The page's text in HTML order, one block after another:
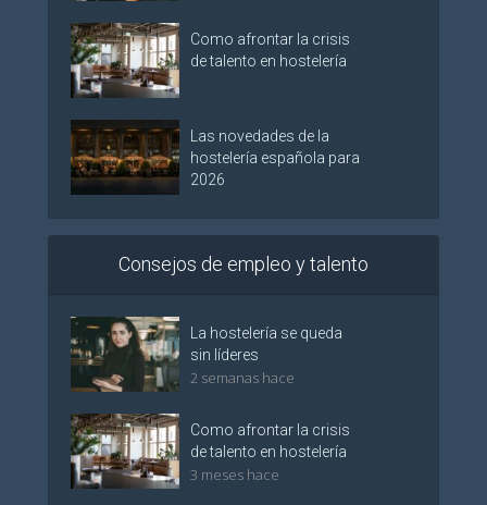
Como afrontar la crisis
de talento en hostelería
Las novedades de la
hostelería española para
2026
Consejos de empleo y talento
La hostelería se queda
sin líderes
2 semanas hace
Como afrontar la crisis
de talento en hostelería
3 meses hace